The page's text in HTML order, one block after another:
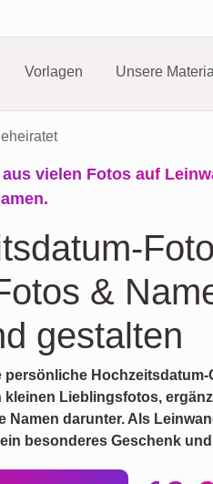
Vorlagen Unsere
vielen Fotos auf
&
gestalten
persönliche
kleinen Lieblingsfotos,
Namen darunter. Als
besonderes Geschenk